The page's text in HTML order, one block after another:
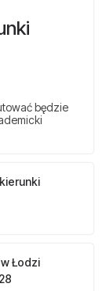
będzie
Łodzi